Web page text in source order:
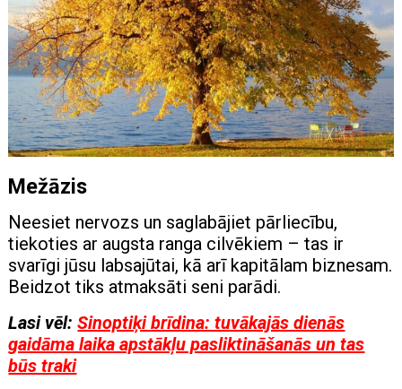
Mežāzis
Neesiet nervozs un saglabājiet pārliecību,
tiekoties ar augsta ranga cilvēkiem – tas ir
svarīgi jūsu labsajūtai, kā arī kapitālam biznesam.
Beidzot tiks atmaksāti seni parādi.
Lasi vēl:Sinoptiķi brīdina: tuvākajās dienās
gaidāma laika apstākļu pasliktināšanās un tas
būs traki